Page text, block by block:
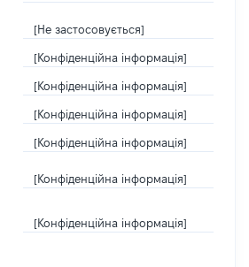
[Не застосовується]
[Конфіденційна інформація]
[Конфіденційна інформація]
[Конфіденційна інформація]
[Конфіденційна інформація]
[Конфіденційна інформація]
[Конфіденційна інформація]